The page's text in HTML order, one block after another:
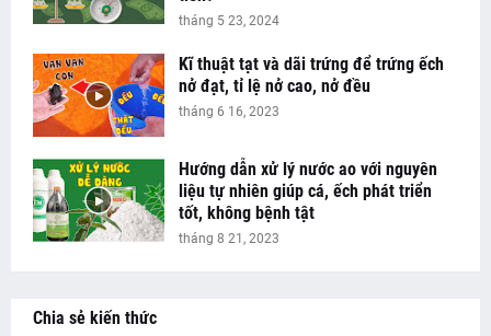
tháng 5 23, 2024
Kĩ thuật tạt và dãi trứng để trứng ếch
nở đạt, tỉ lệ nở cao, nở đều
tháng 6 16, 2023
Hướng dẫn xử lý nước ao với nguyên
liệu tự nhiên giúp cá, ếch phát triển
tốt, không bệnh tật
tháng 8 21, 2023
Chia sẻ kiến thức